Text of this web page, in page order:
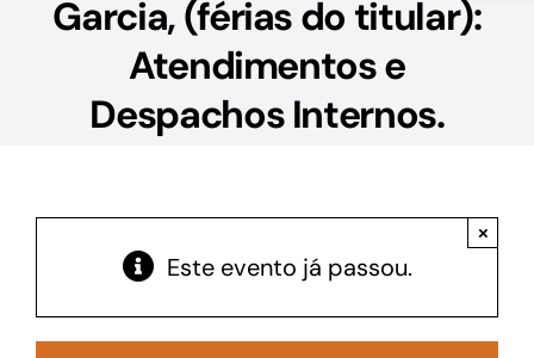
Atendimento
Sustentabilidade
Garcia, (férias do titular):
Atendimentos e
Despachos Internos.
Este evento já passou.
×